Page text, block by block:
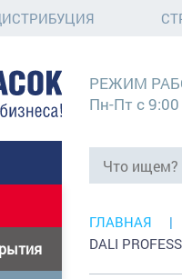
РЕЖИМ
Пн-Пт с
ГЛАВНАЯ
DALI